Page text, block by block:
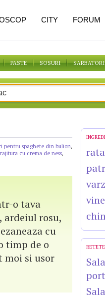
PASTE SOSURI SARBATORI
pentru spaghete din bulion,
cu crema de ness,
o tava
, ardeiul rosu,
cu
timp de o
moi si usor
rata
CITY FORUM